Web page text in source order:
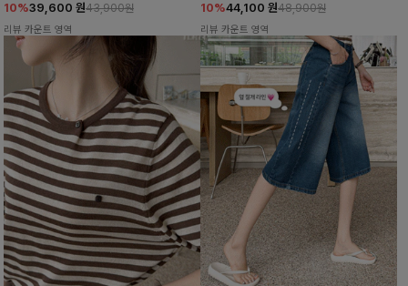
10%39,600 원43,900원
리뷰 카운트 영역
10%44,100 원48,900원
리뷰 카운트 영역